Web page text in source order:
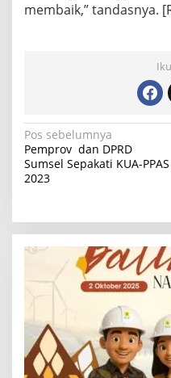
membaik,” tandasnya.
N
a
v
g
a
p
o
s
Pos sebelumnya
Pemprov dan DPRD
Sumsel Sepakati KUA-PPAS
2023